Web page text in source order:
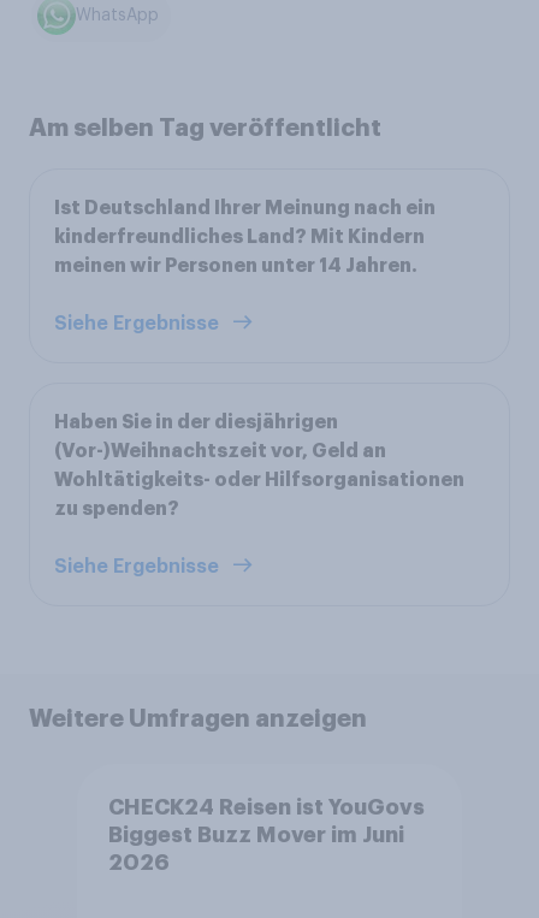
WhatsApp
Am selben Tag veröffentlicht
Ist Deutschland Ihrer Meinung nach ein
kinderfreundliches Land? Mit Kindern
meinen wir Personen unter 14 Jahren.
Siehe Ergebnisse
Haben Sie in der diesjährigen
(Vor-)Weihnachtszeit vor, Geld an
Wohltätigkeits- oder Hilfsorganisationen
zu spenden?
Siehe Ergebnisse
Weitere Umfragen anzeigen
CHECK24 Reisen ist YouGovs
Biggest Buzz Mover im Juni
2026